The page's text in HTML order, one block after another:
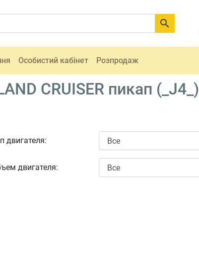

Особистий кабінет Розпродаж
CRUISER пикап (_J4_)
двигателя:
двигателя: